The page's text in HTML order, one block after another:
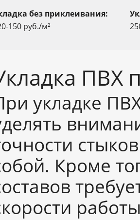
без приклеивания:
150 руб./м²
ПВХ
укладке
Кроме